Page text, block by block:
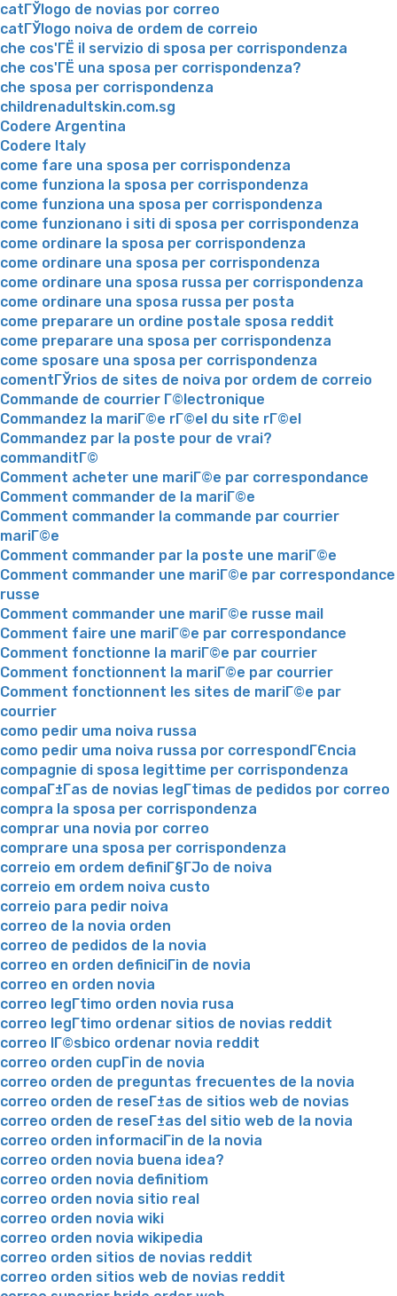
catГЎlogo de novias por correo
catГЎlogo noiva de ordem de correio
che cos'ГЁ il servizio di sposa per corrispondenza
che cos'ГЁ una sposa per corrispondenza?
che sposa per corrispondenza
childrenadultskin.com.sg
Codere Argentina
Codere Italy
come fare una sposa per corrispondenza
come funziona la sposa per corrispondenza
come funziona una sposa per corrispondenza
come funzionano i siti di sposa per corrispondenza
come ordinare la sposa per corrispondenza
come ordinare una sposa per corrispondenza
come ordinare una sposa russa per corrispondenza
come ordinare una sposa russa per posta
come preparare un ordine postale sposa reddit
come preparare una sposa per corrispondenza
come sposare una sposa per corrispondenza
comentГЎrios de sites de noiva por ordem de correio
Commande de courrier Г©lectronique
Commandez la mariГ©e rГ©el du site rГ©el
Commandez par la poste pour de vrai?
commanditГ©
Comment acheter une mariГ©e par correspondance
Comment commander de la mariГ©e
Comment commander la commande par courrier
mariГ©e
Comment commander par la poste une mariГ©e
Comment commander une mariГ©e par correspondance
russe
Comment commander une mariГ©e russe mail
Comment faire une mariГ©e par correspondance
Comment fonctionne la mariГ©e par courrier
Comment fonctionnent la mariГ©e par courrier
Comment fonctionnent les sites de mariГ©e par
courrier
como pedir uma noiva russa
como pedir uma noiva russa por correspondГЄncia
compagnie di sposa legittime per corrispondenza
compaГ±Г­as de novias legГ­timas de pedidos por correo
compra la sposa per corrispondenza
comprar una novia por correo
comprare una sposa per corrispondenza
correio em ordem definiГ§ГЈo de noiva
correio em ordem noiva custo
correio para pedir noiva
correo de la novia orden
correo de pedidos de la novia
correo en orden definiciГіn de novia
correo en orden novia
correo legГ­timo orden novia rusa
correo legГ­timo ordenar sitios de novias reddit
correo lГ©sbico ordenar novia reddit
correo orden cupГіn de novia
correo orden de preguntas frecuentes de la novia
correo orden de reseГ±as de sitios web de novias
correo orden de reseГ±as del sitio web de la novia
correo orden informaciГіn de la novia
correo orden novia buena idea?
correo orden novia definitiom
correo orden novia sitio real
correo orden novia wiki
correo orden novia wikipedia
correo orden sitios de novias reddit
correo orden sitios web de novias reddit